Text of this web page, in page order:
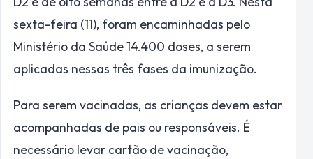
sexta-feira (11), foram encaminhadas pelo
Ministério da Saúde 14.400 doses, a serem
aplicadas nessas três fases da imunização.
Para serem vacinadas, as crianças devem estar
acompanhadas de pais ou responsáveis. É
necessário levar cartão de vacinação,